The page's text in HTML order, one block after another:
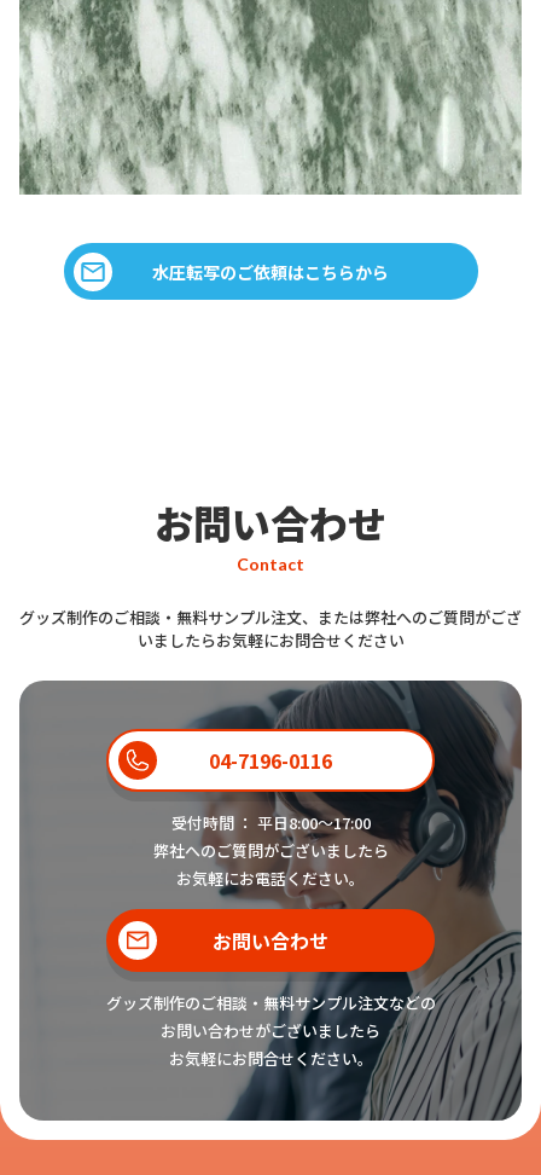
水圧転写のご依頼はこちらから
お問い合わせ
Contact
グッズ制作のご相談・無料サンプル注文、または弊社へのご質問がござ
いましたらお気軽にお問合せください
04-7196-0116
受付時間 ： 平日8:00〜17:00
弊社へのご質問がございましたら
お気軽にお電話ください。
お問い合わせ
グッズ制作のご相談・無料サンプル注文などの
お問い合わせがございましたら
お気軽にお問合せください。